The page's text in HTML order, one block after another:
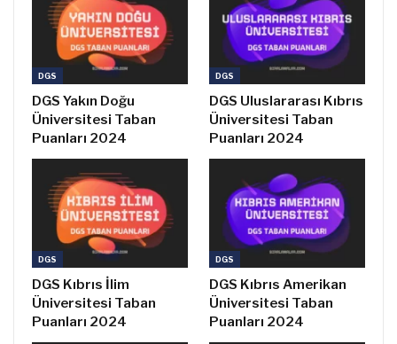
DGS
DGS Yakın Doğu
Üniversitesi Taban
Puanları 2024
DGS
DGS Uluslararası Kıbrıs
Üniversitesi Taban
Puanları 2024
DGS
DGS Kıbrıs İlim
Üniversitesi Taban
Puanları 2024
DGS
DGS Kıbrıs Amerikan
Üniversitesi Taban
Puanları 2024